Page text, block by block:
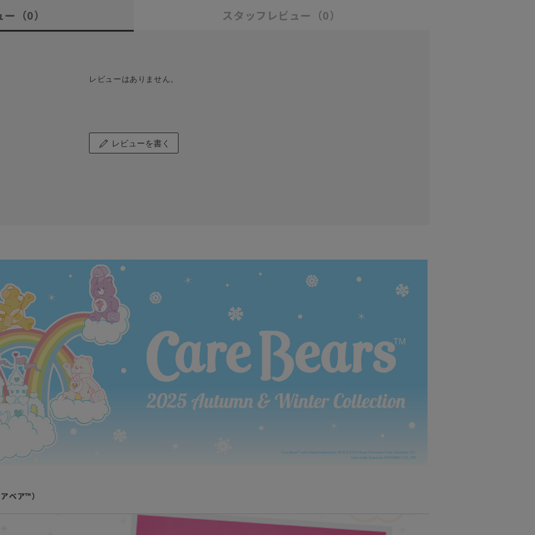
ー （0） スタッフレビュー （0）
レビューはありません。
レビューを書く
ベア™）